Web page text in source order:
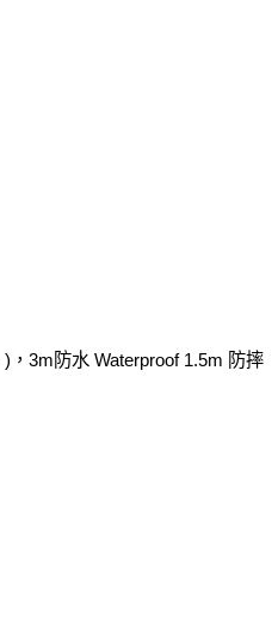
3m防水 Waterproof 1.5m 防摔